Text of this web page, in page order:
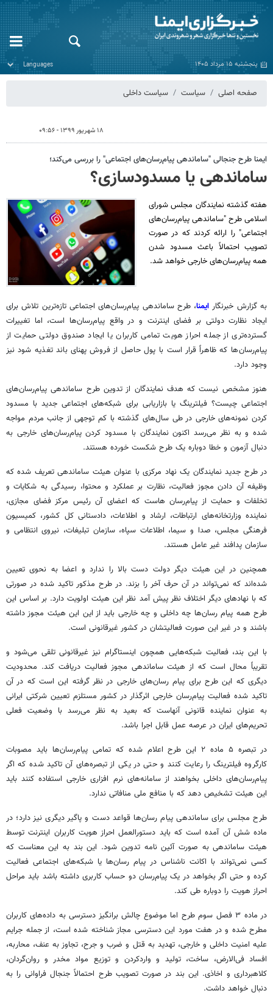
پنجشنبه ۱۵ مرداد ۱۴۰۵
صفحه اصلی سیاست سیاست داخلی
۱۸ شهریور ۱۳۹۹ - ۰۹:۵۶
ایمنا طرح جنجالی "ساماندهی پیام‌رسان‌های اجتماعی" را بررسی می‌کند؛
ساماندهی یا مسدودسازی؟
هفته گذشته نمایندگان مجلس شورای
اسلامی طرح "ساماندهی پیام‌رسان‌های
اجتماعی" را ارائه کردند که در صورت
تصویب احتمالاً باعث مسدود شدن
همه پیام‌رسان‌های خارجی خواهد شد.
به گزارش خبرنگارایمنا، طرح ساماندهی پیام‌رسان‌های اجتماعی تازه‌ترین تلاش برای
ایجاد نظارت دولتی بر فضای اینترنت و در واقع پیام‌رسان‌ها است، اما تغییرات
گسترده‌تری از جمله احراز هویت تمامی کاربران یا ایجاد صندوق دولتی حمایت از
پیام‌رسان‌ها که ظاهراً قرار است با پول حاصل از فروش پهنای باند تغذیه شود نیز
وجود دارد.
هنوز مشخص نیست که هدف نمایندگان از تدوین طرح ساماندهی پیام‌رسان‌های
اجتماعی چیست؟ فیلترینگ یا بازاریابی برای شبکه‌های اجتماعی جدید با مسدود
کردن نمونه‌های خارجی در طی سال‌های گذشته با کم توجهی از جانب مردم مواجه
شده و به نظر می‌رسد اکنون نمایندگان با مسدود کردن پیام‌رسان‌های خارجی به
دنبال آزمون و خطا دوباره یک طرح شکست خورده هستند.
در طرح جدید نمایندگان یک نهاد مرکزی با عنوان هیئت ساماندهی تعریف شده که
وظیفه آن دادن مجوز فعالیت، نظارت بر عملکرد و محتوا، رسیدگی به شکایات و
تخلفات و حمایت از پیام‌رسان هاست که اعضای آن رئیس مرکز فضای مجازی،
نماینده وزارتخانه‌های ارتباطات، ارشاد و اطلاعات، دادستانی کل کشور، کمیسیون
فرهنگی مجلس، صدا و سیما، اطلاعات سپاه، سازمان تبلیغات، نیروی انتظامی و
سازمان پدافند غیر عامل هستند.
همچنین در این هیئت دیگر دولت دست بالا را ندارد و اعضا به نحوی تعیین
شده‌اند که نمی‌تواند در آن حرف آخر را بزند. در طرح مذکور تاکید شده در صورتی
که با نهادهای دیگر اختلاف نظر پیش آمد نظر این هیئت اولویت دارد. بر اساس این
طرح همه پیام رسان‌ها چه داخلی و چه خارجی باید از این این هیئت مجوز داشته
باشند و در غیر این صورت فعالیتشان در کشور غیرقانونی است.
با این بند، فعالیت شبکه‌هایی همچون اینستاگرام نیز غیرقانونی تلقی می‌شود و
تقریباً محال است که از هیئت ساماندهی مجوز فعالیت دریافت کند. محدودیت
دیگری که این طرح برای پیام رسان‌های خارجی در نظر گرفته این است که در آن
تاکید شده فعالیت پیام‌رسان خارجی اثرگذار در کشور مستلزم تعیین شرکتی ایرانی
به عنوان نماینده قانونی آنهاست که بعید به نظر می‌رسد با وضعیت فعلی
تحریم‌های ایران در عرصه عمل قابل اجرا باشد.
در تبصره ۵ ماده ۲ این طرح اعلام شده که تمامی پیام‌رسان‌ها باید مصوبات
کارگروه فیلترینگ را رعایت کنند و حتی در یکی از تبصره‌های آن تاکید شده که اگر
پیام‌رسان‌های داخلی بخواهند از سامانه‌های نرم افزاری خارجی استفاده کنند باید
این هیئت تشخیص دهد که با منافع ملی منافاتی ندارد.
طرح مجلس برای ساماندهی پیام رسان‌ها قواعد دست و پاگیر دیگری نیز دارد؛ در
ماده شش آن آمده است که باید دستورالعمل احراز هویت کاربران اینترنت توسط
هیئت ساماندهی به صورت آئین نامه تدوین شود. این بند به این معناست که
کسی نمی‌تواند با اکانت ناشناس در پیام رسان‌ها یا شبکه‌های اجتماعی فعالیت
کرده و حتی اگر بخواهد در یک پیام‌رسان دو حساب کاربری داشته باشد باید مراحل
احراز هویت را دوباره طی کند.
در ماده ۳ فصل سوم طرح اما موضوع چالش برانگیز دسترسی به داده‌های کاربران
مطرح شده و در هفت مورد این دسترسی مجاز شناخته شده است، از جمله جرایم
علیه امنیت داخلی و خارجی، تهدید به قتل و ضرب و جرح، تجاوز به عنف، محاربه،
افساد فی‌الارض، ساخت، تولید و واردکردن و توزیع مواد مخدر و روان‌گردان،
کلاهبرداری و اخاذی. این بند در صورت تصویب طرح احتمالاً جنجال فراوانی را به
دنبال خواهد داشت.